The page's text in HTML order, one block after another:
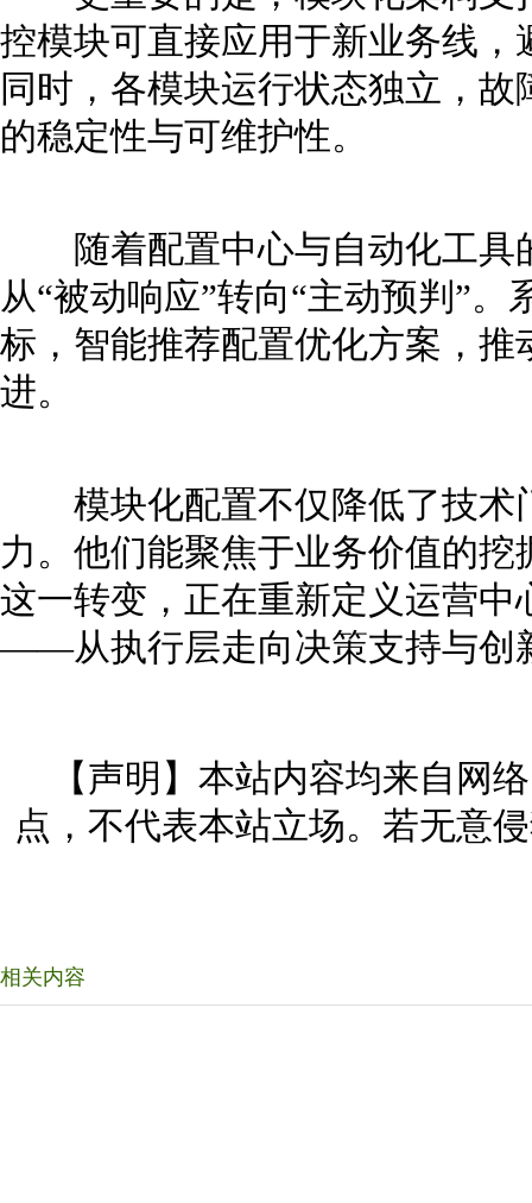
控模块可直接应用于新业务线
同时，各模块运行状态独立，
的稳定性与可维护性。
随着配置中心与自动化工具
从“被动响应”转向“主动预判”
标，智能推荐配置优化方案，
进。
模块化配置不仅降低了技术
力。他们能聚焦于业务价值的
这一转变，正在重新定义运营
——从执行层走向决策支持与创
【声明】本站内容均来自网
点，不代表本站立场。若无意
相关内容